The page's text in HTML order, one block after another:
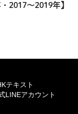
2017～2019年】
テキスト
LINEアカウント